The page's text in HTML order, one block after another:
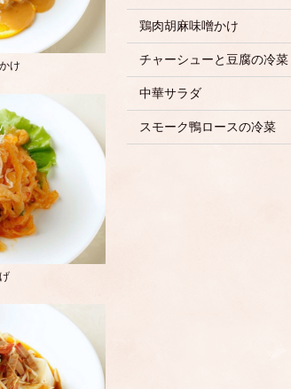
け
鶏肉胡麻味噌かけ
チャーシューと豆腐の冷菜
中華サラダ
スモーク鴨ロースの冷菜